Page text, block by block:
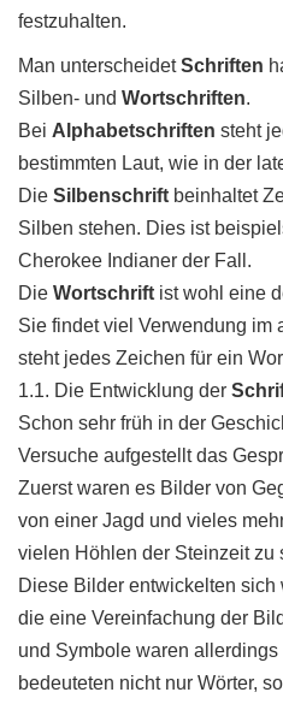
festzuhalten.
Man unterscheidetSchriften
Silben- und Wortschriften.
Bei Alphabetschriften steht
bestimmten Laut, wie in der
Die Silbenschrift beinhaltet
Silben stehen. Dies ist
Cherokee Indianer der Fall.
Die Wortschrift ist wohl eine
Sie findet viel Verwendung im
steht jedes Zeichen für ein
1.1. Die Entwicklung der
Schon sehr früh in der
Versuche aufgestellt das
Zuerst waren es Bilder von
von einer Jagd und vieles
vielen Höhlen der Steinzeit zu
Diese Bilder entwickelten sich
die eine Vereinfachung der
und Symbole waren allerdings
bedeuteten nicht nur Wörter,